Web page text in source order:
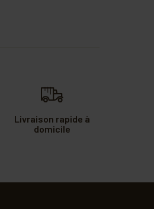
Livraison rapide à
domicile